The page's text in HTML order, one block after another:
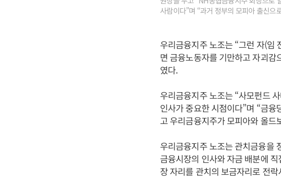
사람이다”며 “과거 정부의 모피아 출신으
우리금융지주 노조는 “그런 자(임
면 금융노동자를 기만하고 자괴감
였다.
우리금융지주 노조는 “사모펀드
인사가 중요한 시점이다”며 “금
고 우리금융지주가 모피아와 올드
우리금융지주 노조는 관치금융을
금융시장의 인사와 자금 배분에
장 자리를 관치의 보금자리로 전